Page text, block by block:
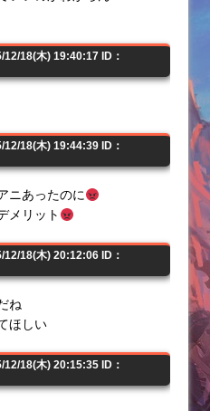
18(木) 19:40:17 ID：
18(木) 19:44:39 ID：
ニあったのに
メリット
18(木) 20:12:06 ID：
ね
ほしい
18(木) 20:15:35 ID：